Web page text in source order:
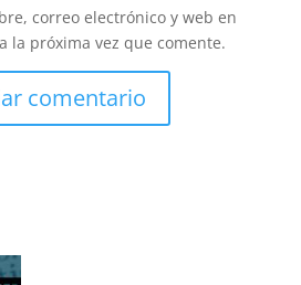
correo electrónico y web en
la próxima vez que comente.